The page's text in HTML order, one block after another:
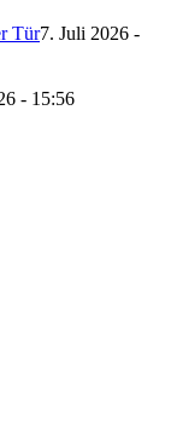
Tür7. Juli 2026 -
- 15:56